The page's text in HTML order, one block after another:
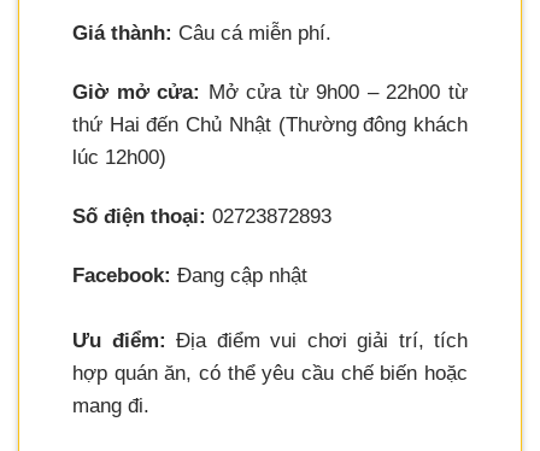
Giá thành: Câu cá miễn phí.
Giờ mở cửa: Mở cửa từ 9h00 – 22h00 từ
thứ Hai đến Chủ Nhật (Thường đông khách
lúc 12h00)
Số điện thoại: 02723872893
Facebook: Đang cập nhật
Ưu điểm: Địa điểm vui chơi giải trí, tích
hợp quán ăn, có thể yêu cầu chế biến hoặc
mang đi.